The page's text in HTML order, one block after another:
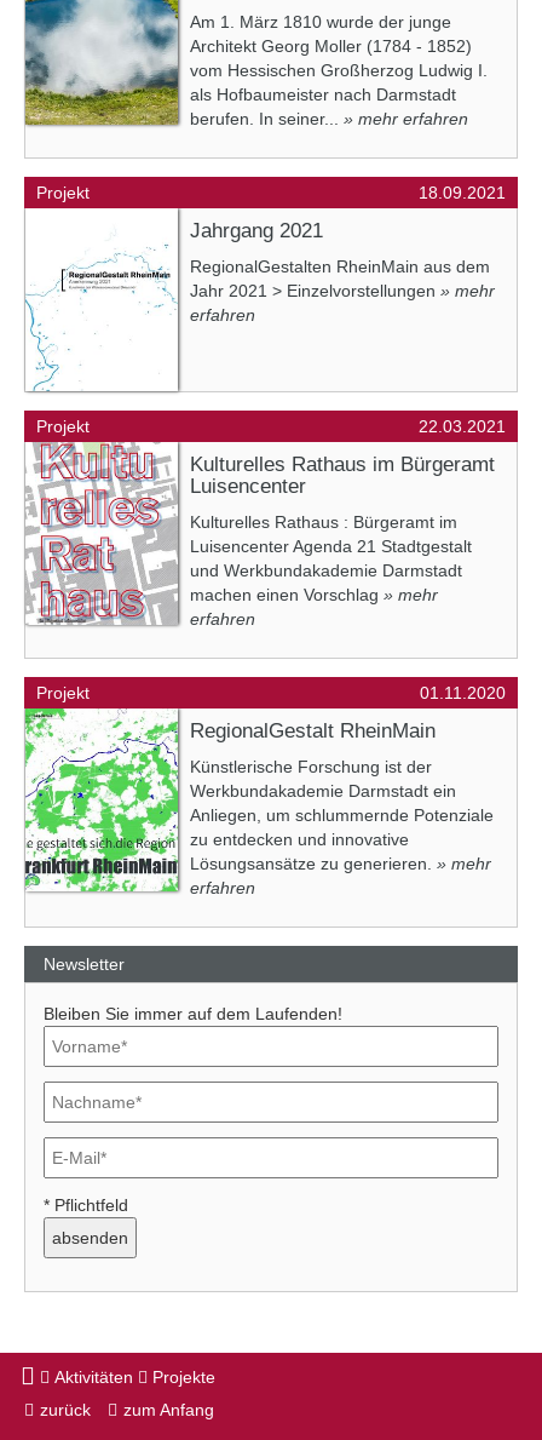
Am 1. März 1810 wurde der junge
Architekt Georg Moller (1784 - 1852)
vom Hessischen Großherzog Ludwig I.
als Hofbaumeister nach Darmstadt
berufen. In seiner...
» mehr erfahren
Projekt 18.09.2021
Jahrgang 2021
RegionalGestalten RheinMain aus dem
Jahr 2021 > Einzelvorstellungen » mehr
erfahren
Projekt 22.03.2021
Kulturelles Rathaus im Bürgeramt
Luisencenter
Kulturelles Rathaus : Bürgeramt im
Luisencenter Agenda 21 Stadtgestalt
und Werkbundakademie Darmstadt
machen einen Vorschlag » mehr
erfahren
Projekt 01.11.2020
RegionalGestalt RheinMain
Künstlerische Forschung ist der
Werkbundakademie Darmstadt ein
Anliegen, um schlummernde Potenziale
zu entdecken und innovative
Lösungsansätze zu generieren. » mehr
erfahren
Newsletter
Bleiben Sie immer auf dem Laufenden!
* Pflichtfeld
Aktivitäten
Projekte
zurück
zum Anfang